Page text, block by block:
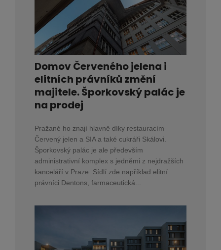
Domov Červeného jelena i
elitních právníků změní
majitele. Šporkovský palác je
na prodej
Pražané ho znají hlavně díky restauracím
Červený jelen a SIA a také cukráři Skálovi.
Šporkovský palác je ale především
administrativní komplex s jedněmi z nejdražších
kanceláří v Praze. Sídlí zde například elitní
právníci Dentons, farmaceutická...